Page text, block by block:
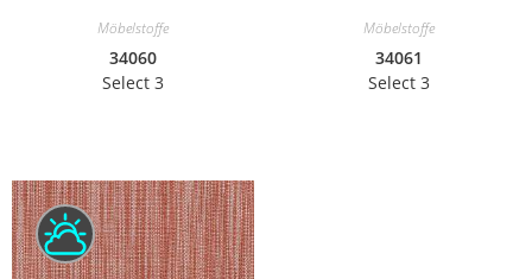
Möbelstoffe
34060
Select 3
Möbelstoffe
34061
Select 3